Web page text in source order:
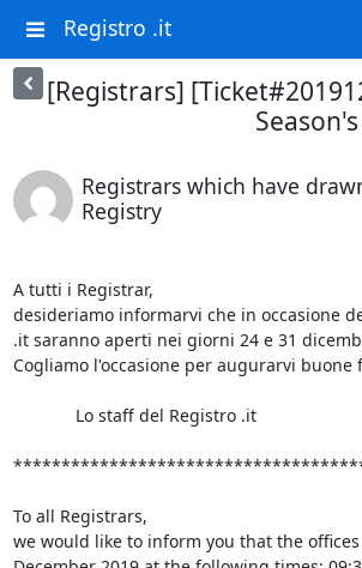
Registro .it
[Registrars]
Registrars which have
Registry
A tutti i Registrar,
desideriamo informarvi che in occasione
.it saranno aperti nei giorni 24 e 31
Cogliamo l'occasione per augurarvi buone
To all Registrars,
we would like to inform you that the